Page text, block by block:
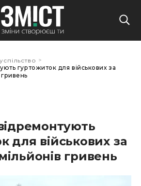
>
гуртожиток для військових за
для військових за
гривень